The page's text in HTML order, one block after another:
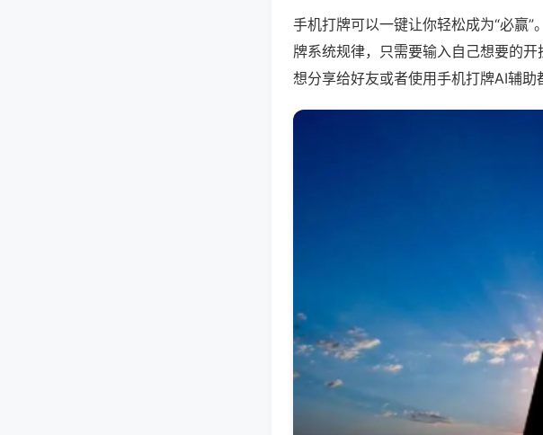
手机打牌可以一键让你轻松成为“必赢
牌系统规律，只需要输入自己想要的
想分享给好友或者使用手机打牌AI辅助